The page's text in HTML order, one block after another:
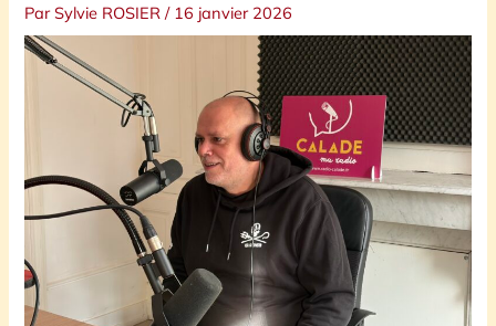
ParSylvie ROSIER/ 16 janvier 2026